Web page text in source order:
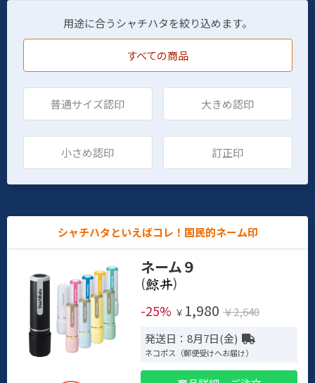
用途に合うシャチハタを絞り込めます。
すべての商品
普通サイズ認印 大きめ認印
小さめ認印 訂正印
シャチハタといえばコレ！国民的ネーム印
ネーム９
(
)
-25% ￥ 1,980 ￥2,640
発送日：8月7日(金)
ネコポス（郵便受けへお届け）